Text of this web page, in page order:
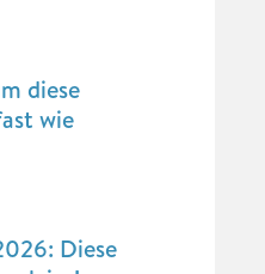
diese
wie
Diese